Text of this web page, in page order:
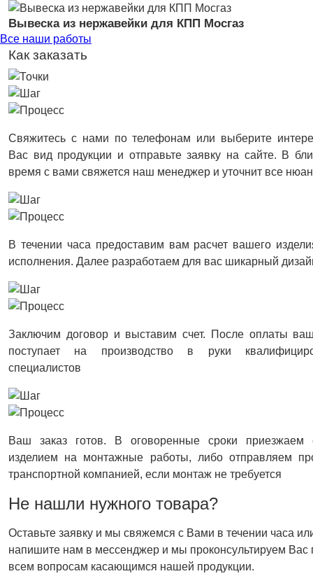
Вывеска из нержавейки для КПП Мосгаз
Все наши работы
Как заказать
Свяжитесь с нами по телефонам или выберите
Вас вид продукции и отправьте заявку на сайте. В
время с вами свяжется наш менеджер и уточнит все
В течении часа предоставим вам расчет вашего
исполнения. Далее разработаем для вас шикарный
Заключим договор и выставим счет. После оплаты
поступает на производство в руки
специалистов
Ваш заказ готов. В оговоренные сроки приезжаем
изделием на монтажные работы, либо отправляем
транспортной компанией, если монтаж не требуется
Не нашли нужного товара?
Оставьте заявку и мы свяжемся с Вами в течении часа
напишите нам в мессенджер и мы проконсультируем Вас
всем вопросам касающимся нашей продукции.